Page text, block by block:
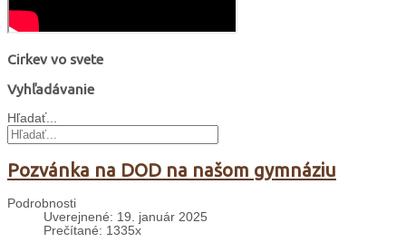
Cirkev vo svete
Vyhľadávanie
Hľadať...
Pozvánka na DOD na našom gymnáziu
Podrobnosti
Uverejnené: 19. január 2025
Prečítané: 1335x